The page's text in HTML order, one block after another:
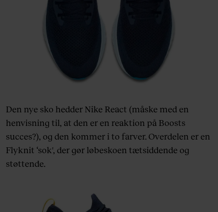
Den nye sko hedder Nike React (måske med en
henvisning til, at den er en reaktion på Boosts
succes?), og den kommer i to farver. Overdelen er en
Flyknit ‘sok', der gør løbeskoen tætsiddende og
støttende.